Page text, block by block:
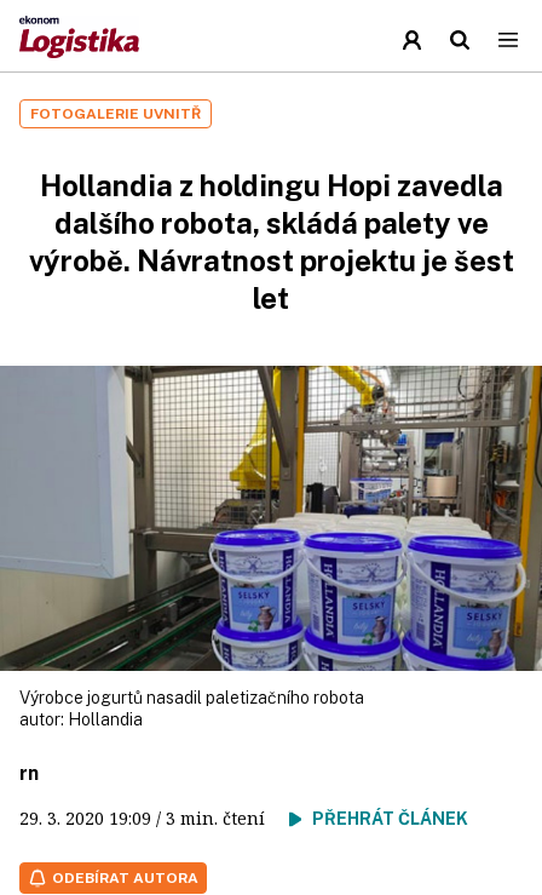
FOTOGALERIE UVNITŘ
Hollandia z holdingu Hopi zavedla
dalšího robota, skládá palety ve
výrobě. Návratnost projektu je šest
let
Výrobce jogurtů nasadil paletizačního robota
autor: Hollandia
rn
29. 3. 2020 19:09 / 3 min. čtení PŘEHRÁT ČLÁNEK
ODEBÍRAT AUTORA